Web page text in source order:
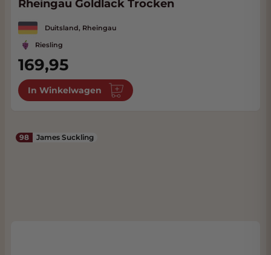
Rheingau Goldlack Trocken
Duitsland, Rheingau
Riesling
169,95
In Winkelwagen
98 James Suckling